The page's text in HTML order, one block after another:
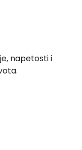
napetosti i